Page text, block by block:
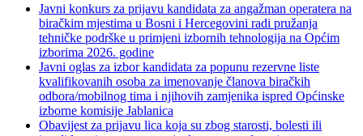
Javni konkurs za prijavu kandidata za angažman operatera na
biračkim mjestima u Bosni i Hercegovini radi pružanja
tehničke podrške u primjeni izbornih tehnologija na Općim
izborima 2026. godine
Javni oglas za izbor kandidata za popunu rezervne liste
kvalifikovanih osoba za imenovanje članova biračkih
odbora/mobilnog tima i njihovih zamjenika ispred Općinske
izborne komisije Jablanica
Obavijest za prijavu lica koja su zbog starosti, bolesti ili